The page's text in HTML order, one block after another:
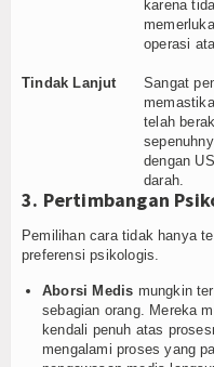
karena
operasi
Tindak Lanjut
Sangat
telah
dengan
darah.
3. Pertimbangan
Pemilihan cara tidak hanya
preferensi psikologis.
Aborsi Medis mungkin
sebagian orang. Mereka
kendali penuh atas
mengalami proses yang